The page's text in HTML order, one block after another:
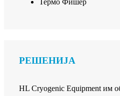
Термо Фишер
РЕШЕНИЈА
HL Cryogenic Equipment им